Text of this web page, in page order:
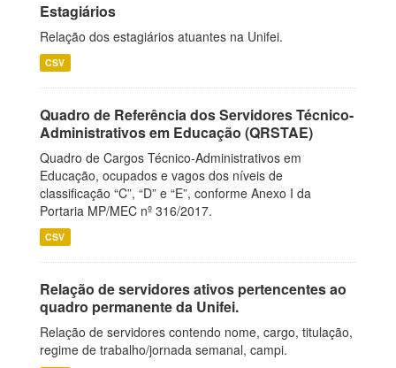
Estagiários
Relação dos estagiários atuantes na Unifei.
CSV
Quadro de Referência dos Servidores Técnico-
Administrativos em Educação (QRSTAE)
Quadro de Cargos Técnico-Administrativos em
Educação, ocupados e vagos dos níveis de
classificação “C”, “D” e “E”, conforme Anexo I da
Portaria MP/MEC nº 316/2017.
CSV
Relação de servidores ativos pertencentes ao
quadro permanente da Unifei.
Relação de servidores contendo nome, cargo, titulação,
regime de trabalho/jornada semanal, campi.